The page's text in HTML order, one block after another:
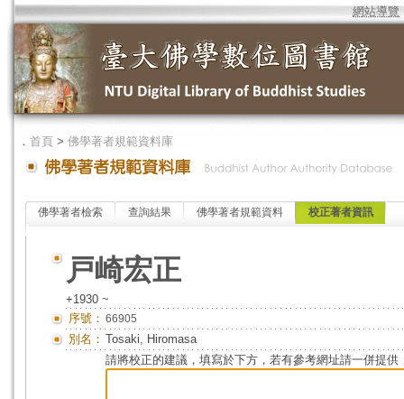
網站導覽
． 首頁 > 佛學著者規範資料庫
佛學著者檢索 查詢結果 佛學著者規範資料 校正著者資訊
戸崎宏正
+1930 ~
序號： 66905
別名： Tosaki, Hiromasa
請將校正的建議，填寫於下方，若有參考網址請一併提供